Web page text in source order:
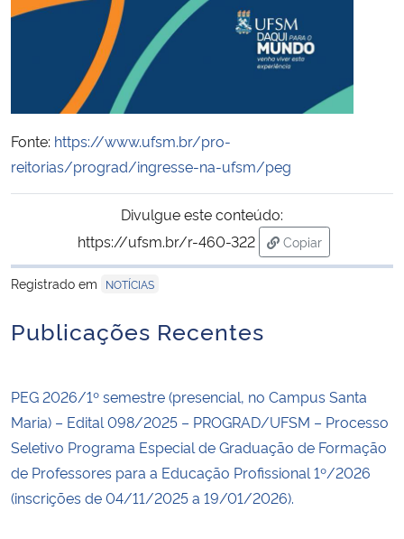
Fonte: https://www.ufsm.br/pro-
reitorias/prograd/ingresse-na-ufsm/peg
Divulgue este conteúdo:
https://ufsm.br/r-460-322
Copiar
para área de
Registrado em
NOTÍCIAS
Publicações Recentes
PEG 2026/1º semestre (presencial, no Campus Santa
Maria) – Edital 098/2025 – PROGRAD/UFSM – Processo
Seletivo Programa Especial de Graduação de Formação
de Professores para a Educação Profissional 1º/2026
(inscrições de 04/11/2025 a 19/01/2026).